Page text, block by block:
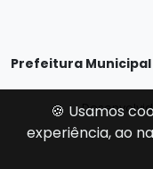
Prefeitura Municipal
🍪 Usamos
experiência, ao